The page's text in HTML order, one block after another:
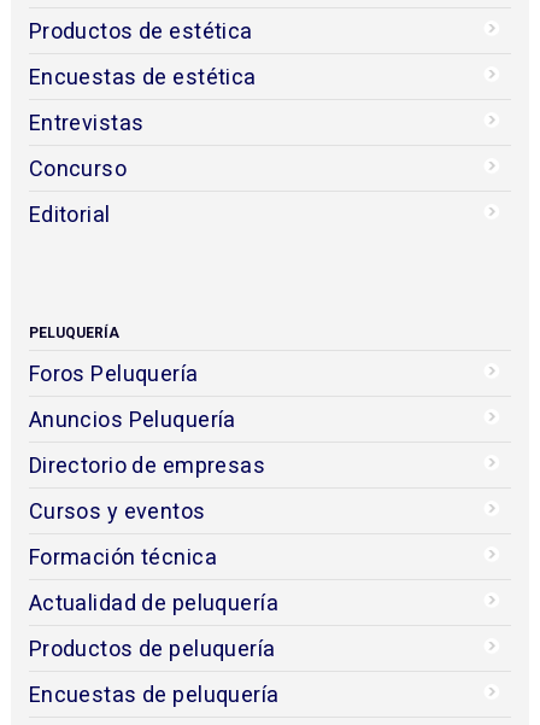
Productos de estética
Encuestas de estética
Entrevistas
Concurso
Editorial
PELUQUERÍA
Foros Peluquería
Anuncios Peluquería
Directorio de empresas
Cursos y eventos
Formación técnica
Actualidad de peluquería
Productos de peluquería
Encuestas de peluquería